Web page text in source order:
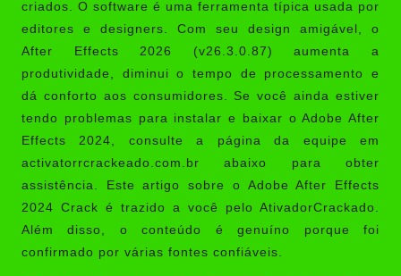
criados. O software é uma ferramenta típica usada por
editores e designers. Com seu design amigável, o
After Effects 2026 (v26.3.0.87) aumenta a
produtividade, diminui o tempo de processamento e
dá conforto aos consumidores. Se você ainda estiver
tendo problemas para instalar e baixar o Adobe After
Effects 2024, consulte a página da equipe em
activatorrcrackeado.com.br abaixo para obter
assistência. Este artigo sobre o Adobe After Effects
2024 Crack é trazido a você pelo AtivadorCrackado
Além disso, o conteúdo é genuíno porque foi
confirmado por várias fontes confiáveis.